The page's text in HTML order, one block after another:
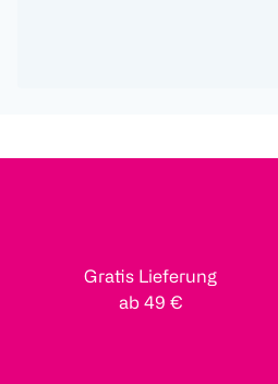
Gratis Lieferung
ab 49 €